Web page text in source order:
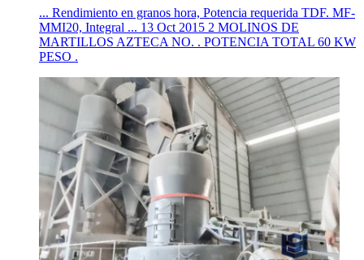
... Rendimiento en granos hora, Potencia requerida TDF. MF-
MMI20, Integral ... 13 Oct 2015 2 MOLINOS DE
MARTILLOS AZTECA NO. . POTENCIA TOTAL 60 KW
PESO .